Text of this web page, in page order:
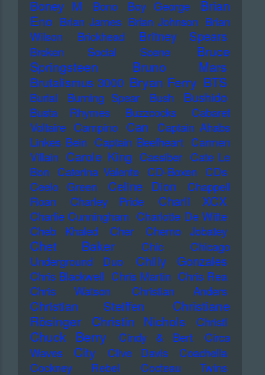
Boney M Bono Boy George
Brian
Eno Brian James Brian Johnson Brian
Wilson
Brickhead Britney Spears
Broken Social Scene
Bruce
Springsteen
Bruno Mars
Brutalismus 3000 Bryan Ferry BTS
Burial Burning Spear Bush Bushido
Busta Rhymes Buzzcocks
Cabaret
Voltaire Campino Can
Captain Ahabs
Linkes Bein Captain Beefheart Carmen
Villain Carole King Cassiber Cate Le
Bon
Caterina Valente CD-Boxen
CDs
Ceelo Green
Celine Dion
Chappell
Roan
Charley Pride Charli XCX
Charlie Cunningham Charlotte De Witte
Cheb Khaled
Cher Cherno Jobatey
Chet Baker Chic
Chicago
Underground Duo
Chilly Gonzales
Chris Blackwell Chris Martin Chris Rea
Chris Watson
Christian Anders
Christian Steiffen
Christiane
Rösinger
Christin Nichols Christl
Chuck Berry Cindy & Bert
Circa
Waves
City Clive Davis
Coachella
Cockney Rebel
Cocteau Twins